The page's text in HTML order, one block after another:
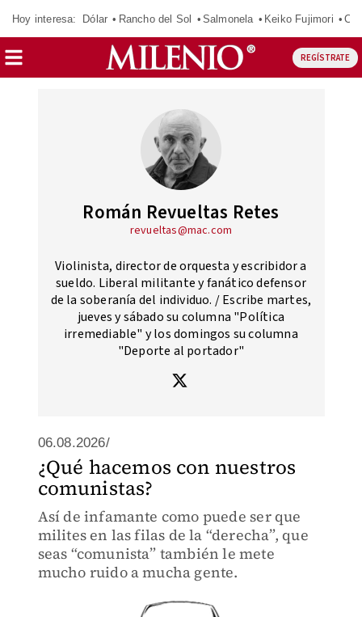
Hoy interesa: Dólar Rancho del Sol Salmonela Keiko Fujimori
REGÍSTRATE
Román Revueltas Retes
revueltas@mac.com
Violinista, director de orquesta y escribidor a
sueldo. Liberal militante y fanático defensor
de la soberanía del individuo. / Escribe martes,
jueves y sábado su columna "Política
irremediable" y los domingos su columna
"Deporte al portador"
06.08.2026/
¿Qué hacemos con nuestros
comunistas?
Así de infamante como puede ser que
milites en las filas de la “derecha”, que
seas “comunista” también le mete
mucho ruido a mucha gente.